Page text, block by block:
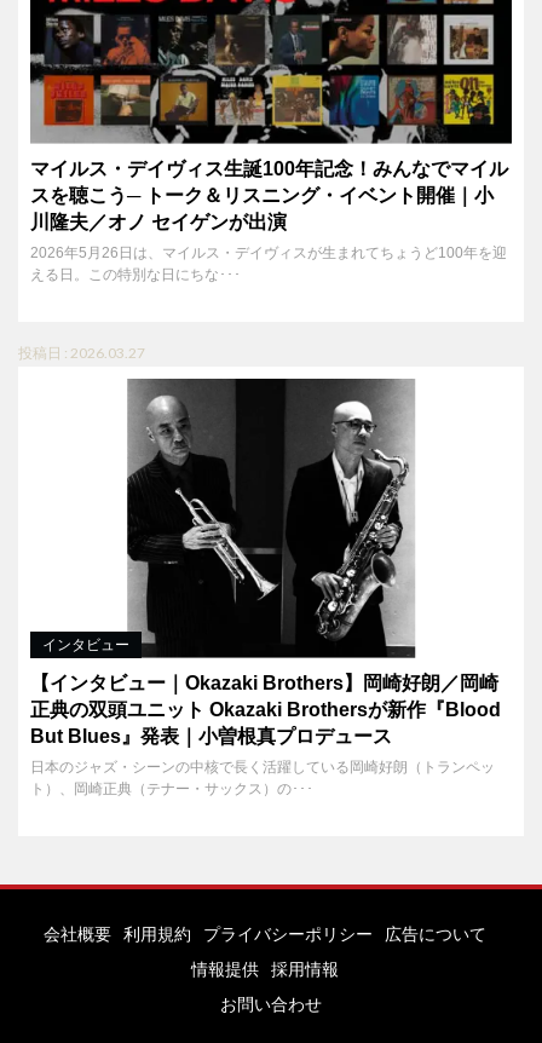
マイルス・デイヴィス生誕100年記念！みんなでマイル
スを聴こう─ トーク＆リスニング・イベント開催｜小
川隆夫／オノ セイゲンが出演
2026年5月26日は、マイルス・デイヴィスが生まれてちょうど100年を迎
える日。この特別な日にちな･･･
投稿日 : 2026.03.27
インタビュー
【インタビュー｜Okazaki Brothers】岡崎好朗／岡崎
正典の双頭ユニット Okazaki Brothersが新作『Blood
But Blues』発表｜小曽根真プロデュース
日本のジャズ・シーンの中核で長く活躍している岡崎好朗（トランペッ
ト）、岡崎正典（テナー・サックス）の･･･
会社概要 利用規約 プライバシーポリシー
広告について
情報提供
採用情報
お問い合わせ